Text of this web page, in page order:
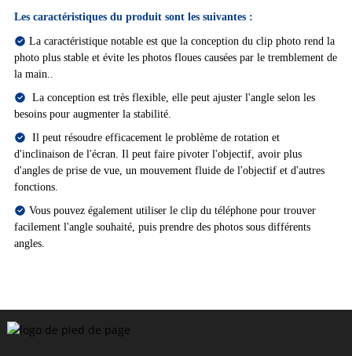
Les caractéristiques du produit sont les suivantes :
La caractéristique notable est que la conception du clip photo rend la
photo plus stable et évite les photos floues causées par le tremblement de
la main.
La conception est très flexible, elle peut ajuster l'angle selon les
besoins pour augmenter la stabilité.
Il peut résoudre efficacement le problème de rotation et
d'inclinaison de l'écran. Il peut faire pivoter l'objectif, avoir plus
d'angles de prise de vue, un mouvement fluide de l'objectif et d'autres
fonctions.
Vous pouvez également utiliser le clip du téléphone pour trouver
facilement l'angle souhaité, puis prendre des photos sous différents
angles.